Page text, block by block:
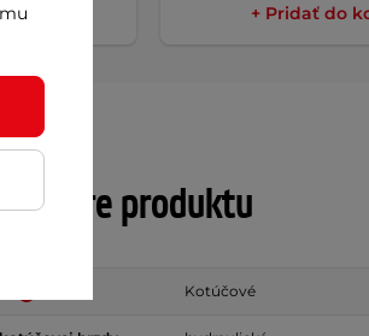
+ Pridať do
produktu
Kotúčové